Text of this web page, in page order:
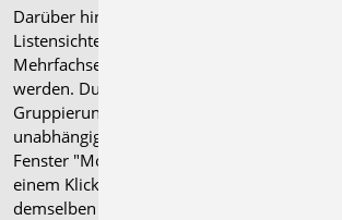
Darüber hinaus können in den
Listensichten auch
Mehrfachselektionen vorbereitet
werden. Durch die Sortierung und
Gruppierung über Zusammenfassung,
unabhängig von der Positionsliste im
Fenster "Modell", können z.B. mit
einem Klick alle Stützen-Positionen mit
demselben Querschnitt aktiviert